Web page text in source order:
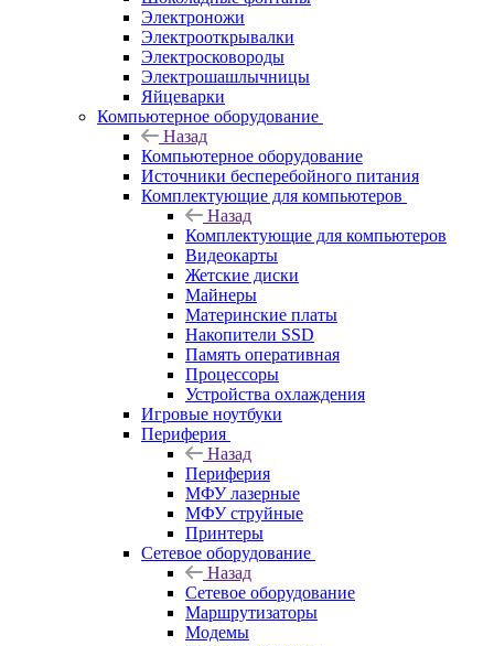
Электроножи
Электрооткрывалки
Электросковороды
Электрошашлычницы
Яйцеварки
Компьютерное оборудование
Назад
Компьютерное оборудование
Источники бесперебойного питания
Комплектующие для компьютеров
Назад
Комплектующие для компьютеров
Видеокарты
Жетские диски
Майнеры
Материнские платы
Накопители SSD
Память оперативная
Процессоры
Устройства охлаждения
Игровые ноутбуки
Периферия
Назад
Периферия
МФУ лазерные
МФУ струйные
Принтеры
Сетевое оборудование
Назад
Сетевое оборудование
Маршрутизаторы
Модемы